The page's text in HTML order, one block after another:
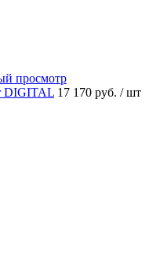
просмотр
DIGITAL 17 170 руб. / шт